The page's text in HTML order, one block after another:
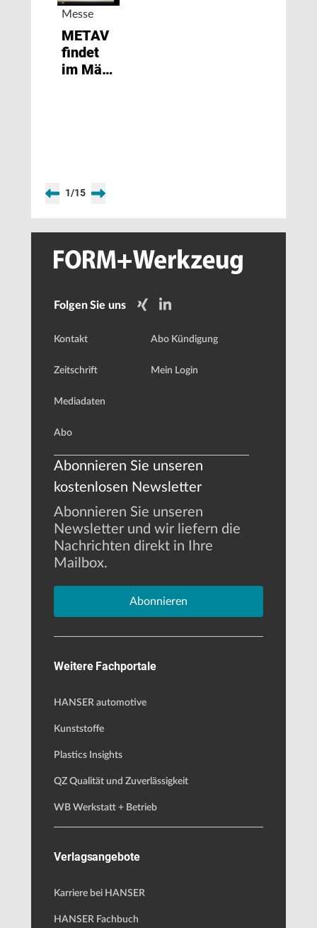
Messe
METAV
findet
im März
1/15
Folgen Sie uns
Kontakt
Zeitschrift
Mediadaten
Abo
Abo Kündigung
Mein Login
Abonnieren Sie unseren
kostenlosen Newsletter
Abonnieren Sie unseren
Newsletter und wir liefern die
Nachrichten direkt in Ihre
Mailbox.
Abonnieren
Weitere Fachportale
HANSER automotive
Kunststoffe
Plastics Insights
QZ Qualität und Zuverlässigkeit
WB Werkstatt + Betrieb
Verlagsangebote
Karriere bei HANSER
HANSER Fachbuch